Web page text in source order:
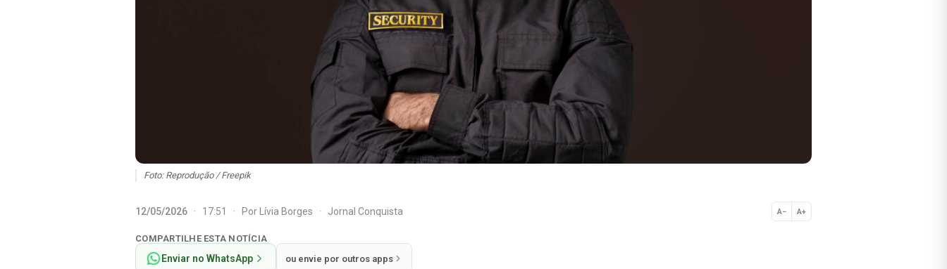
Foto: Reprodução / Freepik
12/05/2026 · 17:51 · Por Lívia Borges · Jornal Conquista A− A+
Normal
COMPARTILHE ESTA NOTÍCIA
Enviar no WhatsApp ou envie por outros apps